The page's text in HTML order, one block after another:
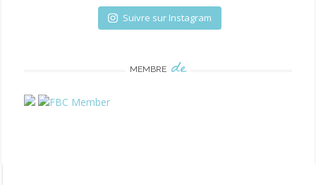
Suivre sur Instagram
MEMBRE de